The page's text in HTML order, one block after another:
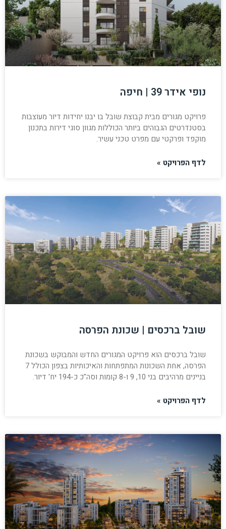
נופי אידר 39 | חיפה
פרויקט מגורים מבית קבוצת שובל בו יבנו יחידות דיור מעוצבות
בסטנדרטים הגבוהים ביותר הכוללות מגוון סוגי דירות בתכנון
מוקפד ופרקטי עם מפרט טכני עשיר.
לדף הפרויקט »
שובל ברכסים | שכונת הפרסה
שובל ברכסים הוא פרויקט המגורים החדש והמבוקש בשכונת
הפרסה, אחת השכונות המתפתחות והאיכותיות בצפון הכולל 7
בניינים מרהיבים בני 10, 9 ו-8 קומות וסה"כ כ-194 יח' דיור.
לדף הפרויקט »